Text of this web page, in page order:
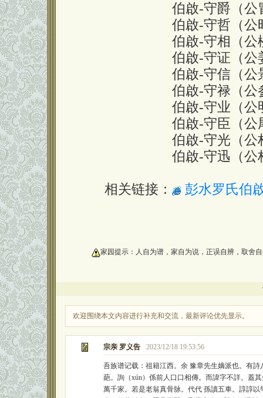
伯啟-守爵（公冒、
伯啟-守哲（公昭更
伯啟-守相（公楼、
伯啟-守证（公姜、
伯啟-守信（公景、
伯啟-守禄（公参、
伯啟-守业（公明、
伯啟-守臣（公尾、
伯啟-守光（公柏、
伯啟-守迅（公杞、
相关链接： 彭水罗氏伯
家园提示：人自为谱，家自为说，正误自辨，取舍
欢迎围绕本文内容进行补充和交流，最新评论优先显示。
宗亲 罗义告 2023/12/18 19:53:56
吾族谱记载：祖籍江西。余 豫章先生嫡派也。有
葩。詢（xún）係前人口口相傳。而諱字不詳。蓋
萬千家。若是老翁真骨脉。代代 孫讀五車。諄諄